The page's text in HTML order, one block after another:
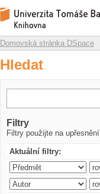
Hledat
Repozitář DSpace/
Domovská stránka DSpace
Hledat
Filtry
Filtry použijte na
Aktuální filtry: